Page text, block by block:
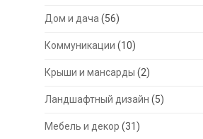
Дом и дача (56)
Коммуникации (10)
Крыши и мансарды (2)
Ландшафтный дизайн (5)
Мебель и декор (31)